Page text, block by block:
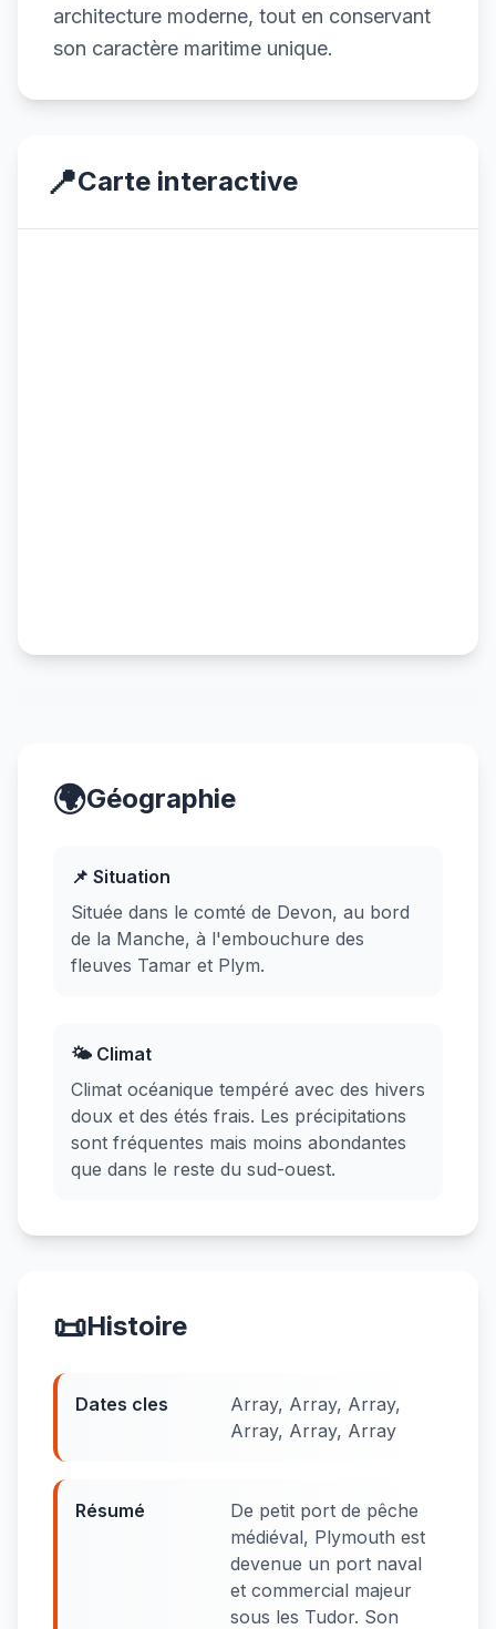
architecture moderne, tout en conservant
son caractère maritime unique.
📍Carte interactive
🌍Géographie
📌 Situation
Située dans le comté de Devon, au bord
de la Manche, à l'embouchure des
fleuves Tamar et Plym.
🌤️ Climat
Climat océanique tempéré avec des hivers
doux et des étés frais. Les précipitations
sont fréquentes mais moins abondantes
que dans le reste du sud-ouest.
📜Histoire
Dates cles
Array, Array, Array,
Array, Array, Array
Résumé
De petit port de pêche
médiéval, Plymouth est
devenue un port naval
et commercial majeur
sous les Tudor. Son